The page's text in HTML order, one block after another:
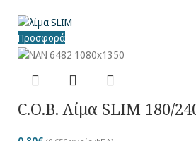
Προσφορά
C.O.B. Λίμα SLIM 180/